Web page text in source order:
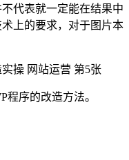
代表就一定能在结果中
上的要求，对于图片本
程序的改造方法。